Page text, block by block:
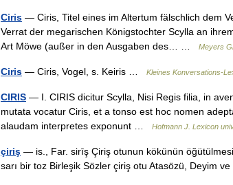
Ciris — Ciris, Titel eines im Altertum fälschlich dem
Verrat der megarischen Königstochter Scylla an
Art Möwe (außer in den Ausgaben des… …
Meyers
Ciris — Ciris, Vogel, s. Keiris … Kleines Konversations-
CIRIS — I. CIRIS dicitur Scylla, Nisi Regis filia, in
mutata vocatur Ciris, et a tonso est hoc nomen
alaudam interpretes exponunt …
Hofmann J. Lexicon
çiriş — is., Far. sirīş Çiriş otunun kökünün
sarı bir toz Birleşik Sözler çiriş otu Atasözü, Deyim